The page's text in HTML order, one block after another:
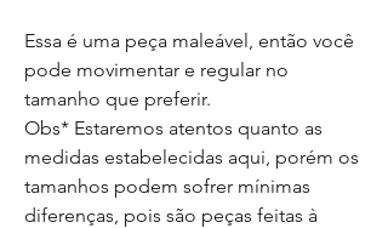
Essa é uma peça maleável, então você
pode movimentar e regular no
tamanho que preferir.
Obs* Estaremos atentos quanto as
medidas estabelecidas aqui, porém os
tamanhos podem sofrer mínimas
diferenças, pois são peças feitas à